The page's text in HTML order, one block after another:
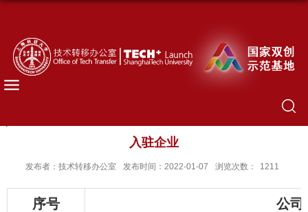
入驻企业
发布者：技术转移办公室 发布时间：2022-01-07 浏览次数： 1211
序号 公司